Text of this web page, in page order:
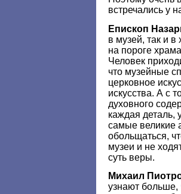
встречались у
Епископ
в музей, так и
на пороге
Человек
что музейные
церковное
искусства. А с
духовного
каждая деталь,
самые великие
обольщаться,
музеи и не
суть веры.
Михаил
узнают